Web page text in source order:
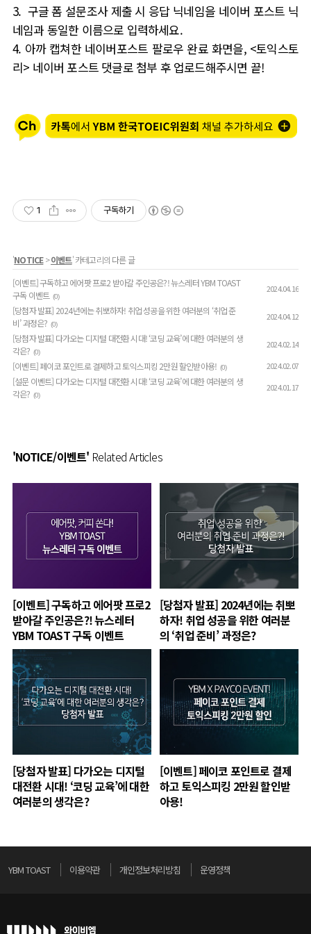
3. 구글 폼 설문조사 제출 시 응답 닉네임을 네이버 포스트 닉
네임과 동일한 이름으로 입력하세요.
4. 아까 캡쳐한 네이버포스트 팔로우 완료 화면을, <토익스토
리> 네이버 포스트 댓글로 첨부 후 업로드해주시면 끝!
1 구독하기
'NOTICE>이벤트' 카테고리의 다른 글
[이벤트] 구독하고 에어팟 프로2 받아갈 주인공은?! 뉴스레터 YBM TOAST
구독 이벤트 (0)
2024.04.16
[당첨자 발표] 2024년에는 취뽀하자! 취업 성공을 위한 여러분의 ‘취업 준
비’ 과정은? (0)
2024.04.12
[당첨자 발표] 다가오는 디지털 대전환 시대! ‘코딩 교육’에 대한 여러분의 생
각은? (0)
2024.02.14
[이벤트] 페이코 포인트로 결제하고 토익스피킹 2만원 할인받아용! (0) 2024.02.07
[설문 이벤트] 다가오는 디지털 대전환 시대! ‘코딩 교육’에 대한 여러분의 생
각은? (0)
2024.01.17
'NOTICE/이벤트' Related Articles
[이벤트] 구독하고 에어팟 프로2
받아갈 주인공은?! 뉴스레터
YBM TOAST 구독 이벤트
[당첨자 발표] 2024년에는 취뽀
하자! 취업 성공을 위한 여러분
의 ‘취업 준비’ 과정은?
[당첨자 발표] 다가오는 디지털
대전환 시대! ‘코딩 교육’에 대한
여러분의 생각은?
[이벤트] 페이코 포인트로 결제
하고 토익스피킹 2만원 할인받
아용!
YBM TOAST 이용약관 개인정보처리방침 운영정책